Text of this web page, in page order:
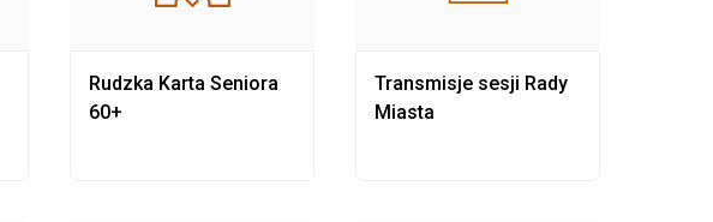
Rudzka Karta Seniora
60+
Transmisje sesji Rady
Miasta